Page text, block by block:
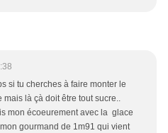
si tu cherches à faire monter le
là çà doit être tout sucre..
mon écoeurement avec la glace
gourmand de 1m91 qui vient